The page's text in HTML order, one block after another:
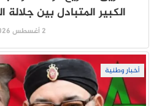
الكبير المتبادل بين
2 أغسطس 2026
أخبار وطنية